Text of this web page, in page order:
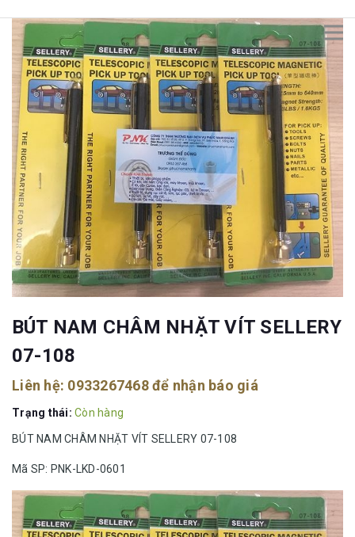
BÚT NAM CHÂM NHẶT VÍT SELLERY
07-108
Liên hệ: 0933267468để nhận báo giá
Trạng thái: Còn hàng
BÚT NAM CHÂM NHẶT VÍT SELLERY 07-108
Mã SP: PNK-LKD-0601